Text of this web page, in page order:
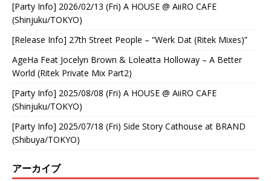
[Party Info] 2026/02/13 (Fri) A HOUSE @ AiiRO CAFE
(Shinjuku/TOKYO)
[Release Info] 27th Street People – “Werk Dat (Ritek Mixes)”
AgeHa Feat Jocelyn Brown & Loleatta Holloway – A Better
World (Ritek Private Mix Part2)
[Party Info] 2025/08/08 (Fri) A HOUSE @ AiiRO CAFE
(Shinjuku/TOKYO)
[Party Info] 2025/07/18 (Fri) Side Story Cathouse at BRAND
(Shibuya/TOKYO)
アーカイブ